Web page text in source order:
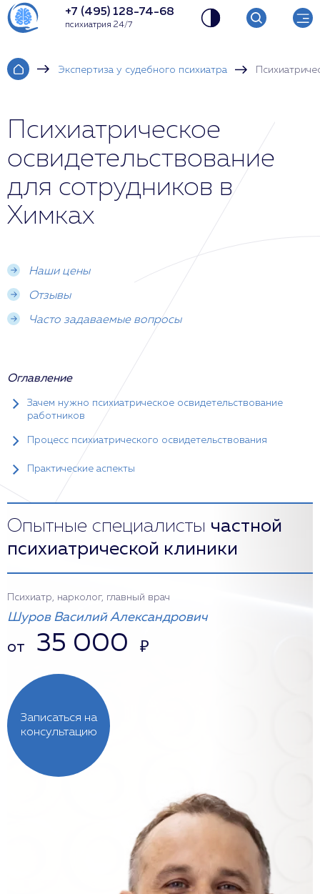
+7 (495) 128-74-68
психиатрия 24/7
Экспертиза у судебного психиатра
Психиатрическое
освидетельствование
для сотрудников в
Химках
Наши цены
Отзывы
Часто задаваемые вопросы
Оглавление
Зачем нужно психиатрическое освидетельствование
работников
Процесс психиатрического освидетельствования
Практические аспекты
Опытные специалисты частной
психиатрической клиники
Записаться на
консультацию
Психиатр, нарколог, главный врач
Шуров Василий Александрович
от 35 000 ₽